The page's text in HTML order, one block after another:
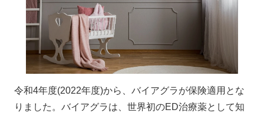
令和4年度(2022年度)から、バイアグラが保険適用とな
りました。バイアグラは、世界初のED治療薬として知